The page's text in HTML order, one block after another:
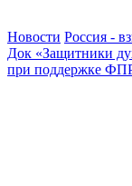
Новости Россия -
Док «Защитники
при поддержке